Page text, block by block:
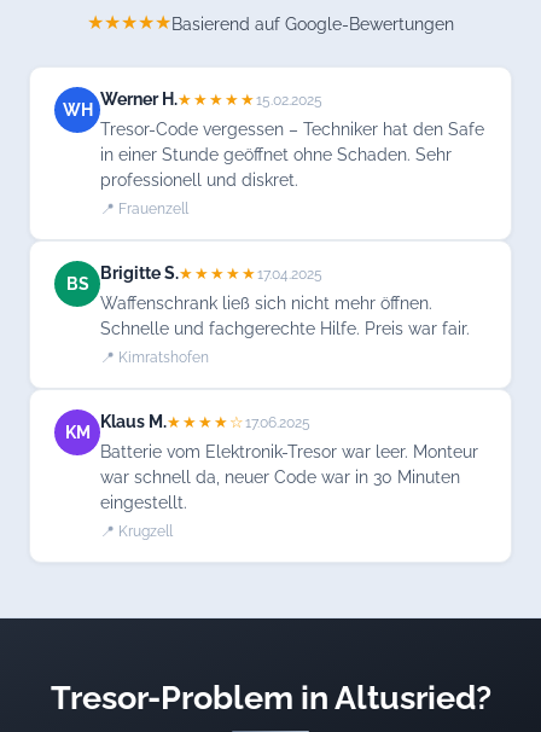
★★★★★Basierend auf Google-Bewertungen
WH
Werner H.★★★★★15.02.2025
Tresor-Code vergessen – Techniker hat den Safe
in einer Stunde geöffnet ohne Schaden. Sehr
professionell und diskret.
📍 Frauenzell
BS
Brigitte S.★★★★★17.04.2025
Waffenschrank ließ sich nicht mehr öffnen.
Schnelle und fachgerechte Hilfe. Preis war fair.
📍 Kimratshofen
KM
Klaus M.★★★★☆17.06.2025
Batterie vom Elektronik-Tresor war leer. Monteur
war schnell da, neuer Code war in 30 Minuten
eingestellt.
📍 Krugzell
Tresor-Problem in Altusried?